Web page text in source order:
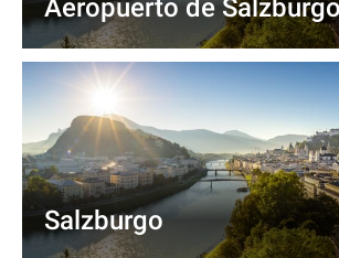
Aeropuerto de
Salzburgo